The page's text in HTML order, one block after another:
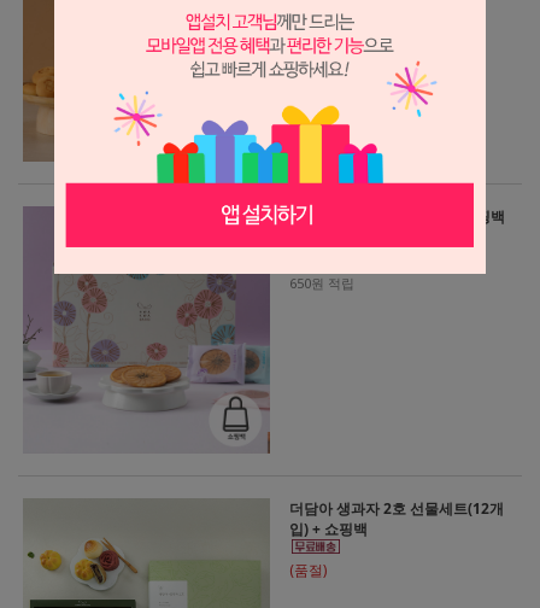
640원 적립
우리쌀전병세트(18개입) + 쇼핑백
650원 적립
더담아 생과자 2호 선물세트(12개
입) + 쇼핑백
(품절)